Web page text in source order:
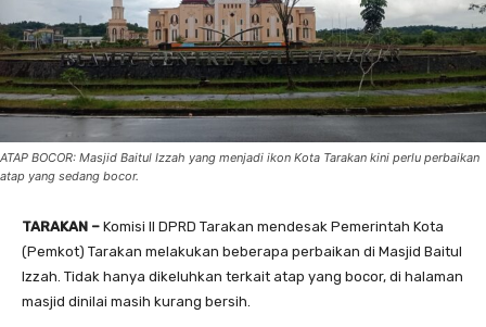
ATAP BOCOR: Masjid Baitul Izzah yang menjadi ikon Kota Tarakan kini perlu perbaikan
atap yang sedang bocor.
TARAKAN – Komisi II DPRD Tarakan mendesak Pemerintah Kota
(Pemkot) Tarakan melakukan beberapa perbaikan di Masjid Baitul
Izzah. Tidak hanya dikeluhkan terkait atap yang bocor, di halaman
masjid dinilai masih kurang bersih.